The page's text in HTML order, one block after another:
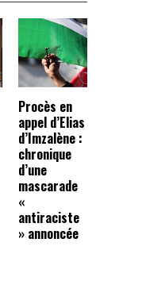
Procès en
appel d’Elias
d’Imzalène :
chronique
d’une
mascarade
«
antiraciste
» annoncée